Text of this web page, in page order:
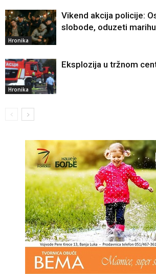
Hronika
Vikend akcija policije:
slobode, oduzeti
Hronika
Eksplozija u tržnom